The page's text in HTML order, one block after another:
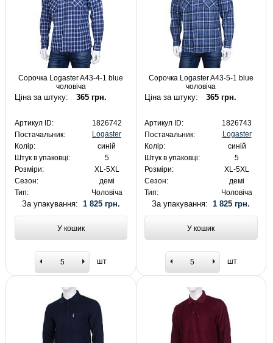
Сорочка Logaster A43-4-1 blue
чоловіча
Ціна за штуку: 365 грн.
Артикул ID:
1826742
Постачальник:
Logaster
Колір:
синій
Штук в упаковці:
5
Розміри:
XL-5XL
Сезон:
демі
Тип:
Чоловіча
За упакування: 1 825 грн.
У кошик
шт
Сорочка Logaster A43-5-1 blue
чоловіча
Ціна за штуку: 365 грн.
Артикул ID:
1826743
Постачальник:
Logaster
Колір:
синій
Штук в упаковці:
5
Розміри:
XL-5XL
Сезон:
демі
Тип:
Чоловіча
За упакування:1 825 грн.
У кошик
шт